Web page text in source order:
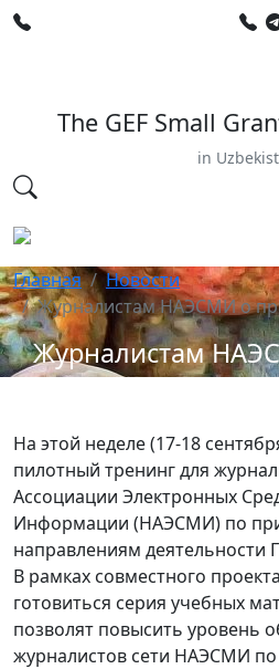
The GEF Small
in
Главная
Новости
Журналистам НАЭСМИ о
Журналистам
На этой неделе (17-18
пилотный тренинг для
Ассоциации Электронных
Информации (НАЭСМИ) по
направлениям деятельности
В рамках совместного
готовиться серия учебных
позволят повысить уровень
журналистов сети НАЭСМИ